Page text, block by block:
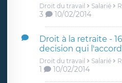
Droit du travail Salarié
3 10/02/2014
Droit à la retraite -
decision qui
Droit du travail Salarié
1 10/02/2014